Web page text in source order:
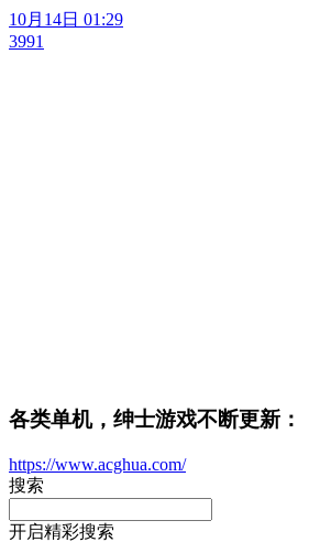
10月14日 01:29
3991
各类单机，绅士游戏不断更新：
https://www.acghua.com/
搜索
开启精彩搜索